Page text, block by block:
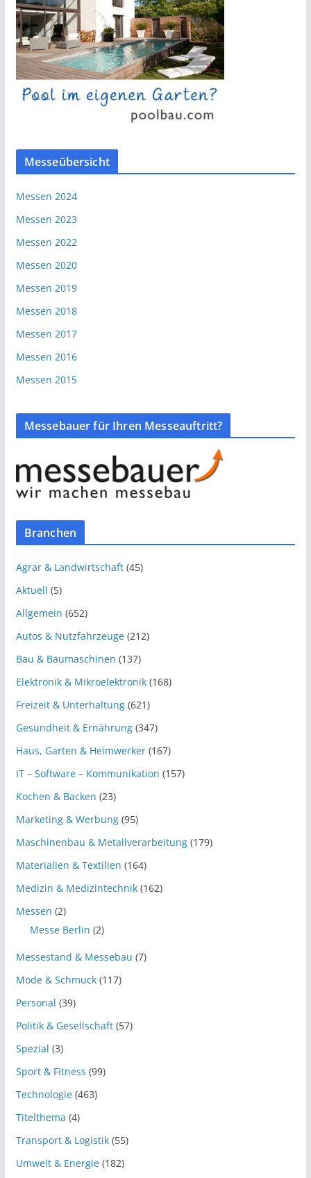
Messeübersicht
Messen 2024
Messen 2023
Messen 2022
Messen 2020
Messen 2019
Messen 2018
Messen 2017
Messen 2016
Messen 2015
Messebauer für Ihren Messeauftritt?
Branchen
Agrar & Landwirtschaft(45)
Aktuell (5)
Allgemein (652)
Autos & Nutzfahrzeuge(212)
Bau & Baumaschinen (137)
Elektronik & Mikroelektronik(168)
Freizeit & Unterhaltung(621)
Gesundheit & Ernährung(347)
Haus, Garten & Heimwerker(167)
IT – Software – Kommunikation (157)
Kochen & Backen (23)
Marketing & Werbung(95)
Maschinenbau & Metallverarbeitung(179)
Materialien & Textilien (164)
Medizin & Medizintechnik(162)
Messen (2)
Messe Berlin (2)
Messestand & Messebau (7)
Mode & Schmuck(117)
Personal (39)
Politik & Gesellschaft(57)
Spezial (3)
Sport & Fitness (99)
Technologie(463)
Titelthema (4)
Transport & Logistik(55)
Umwelt & Energie(182)